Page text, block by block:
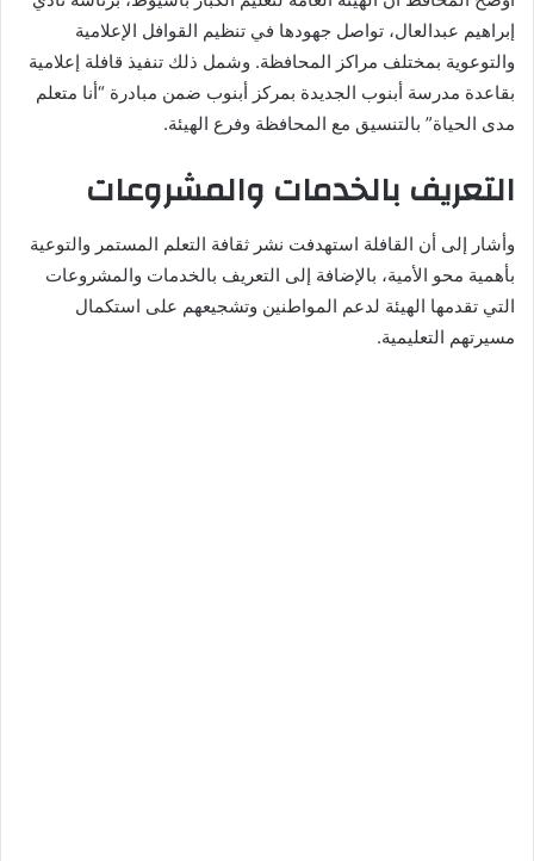
إبراهيم عبدالعال، تواصل جهودها في تنظيم القوافل الإعلامية
والتوعوية بمختلف مراكز المحافظة. وشمل ذلك تنفيذ قافلة إعلامية
بقاعدة مدرسة أبنوب الجديدة بمركز أبنوب ضمن مبادرة “أنا متعلم
مدى الحياة” بالتنسيق مع المحافظة وفرع الهيئة.
التعريف بالخدمات والمشروعات
وأشار إلى أن القافلة استهدفت نشر ثقافة التعلم المستمر والتوعية
بأهمية محو الأمية، بالإضافة إلى التعريف بالخدمات والمشروعات
التي تقدمها الهيئة لدعم المواطنين وتشجيعهم على استكمال
مسيرتهم التعليمية.